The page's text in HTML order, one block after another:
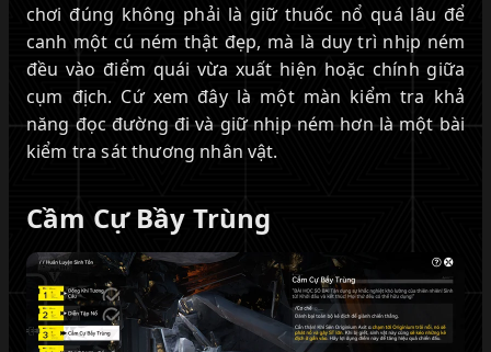
chơi đúng không phải là giữ thuốc nổ quá lâu để
canh một cú ném thật đẹp, mà là duy trì nhịp ném
đều vào điểm quái vừa xuất hiện hoặc chính giữa
cụm địch. Cứ xem đây là một màn kiểm tra khả
năng đọc đường đi và giữ nhịp ném hơn là một bài
kiểm tra sát thương nhân vật.
Cầm Cự Bầy Trùng